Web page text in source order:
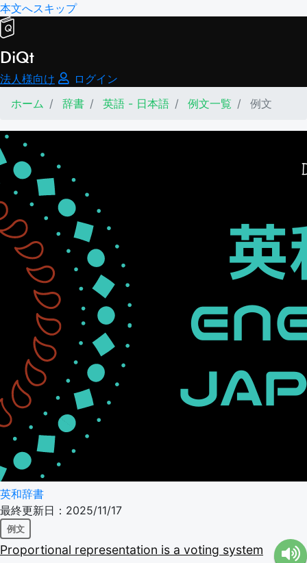
本文へスキップ
DiQt
法人様向け
ログイン
ホーム
辞書 英語 - 日本語 例文一覧 例文
英和辞書
最終更新日：2025/11/17
例文
Proportional representation is a voting system